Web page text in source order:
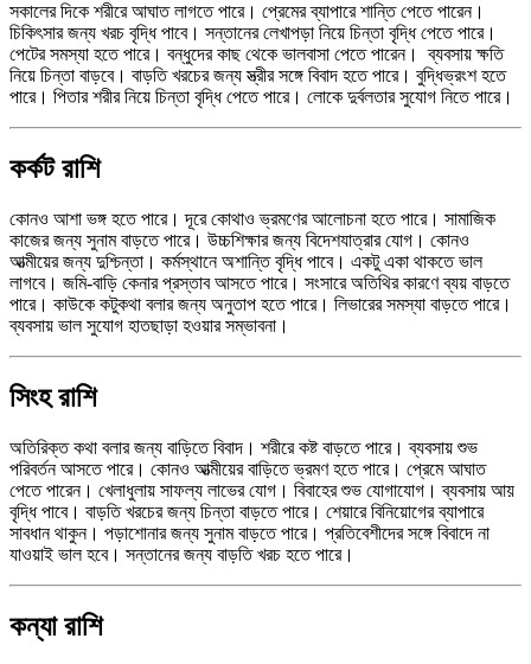
সকালের দিকে শরীরে আঘাত লাগতে পারে। প্রেমের ব্যাপারে শান্তি পেতে পারেন।
চিকিৎসার জন্য খরচ বৃদ্ধি পাবে। সন্তানের লেখাপড়া নিয়ে চিন্তা বৃদ্ধি পেতে পারে।
পেটের সমস্যা হতে পারে। বন্ধুদের কাছ থেকে ভালবাসা পেতে পারেন। ব্যবসায় ক্ষতি
নিয়ে চিন্তা বাড়বে। বাড়তি খরচের জন্য স্ত্রীর সঙ্গে বিবাদ হতে পারে। বুদ্ধিভ্রংশ হতে
পারে। পিতার শরীর নিয়ে চিন্তা বৃদ্ধি পেতে পারে। লোকে দুর্বলতার সুযোগ নিতে পারে।
কর্কট রাশি
কোনও আশা ভঙ্গ হতে পারে। দূরে কোথাও ভ্রমণের আলোচনা হতে পারে। সামাজিক
কাজের জন্য সুনাম বাড়তে পারে। উচ্চশিক্ষার জন্য বিদেশযাত্রার যোগ। কোনও
আত্মীয়ের জন্য দুশ্চিন্তা। কর্মস্থানে অশান্তি বৃদ্ধি পাবে। একটু একা থাকতে ভাল
লাগবে। জমি-বাড়ি কেনার প্রস্তাব আসতে পারে। সংসারে অতিথির কারণে ব্যয় বাড়তে
পারে। কাউকে কটুকথা বলার জন্য অনুতাপ হতে পারে। লিভারের সমস্যা বাড়তে পারে।
ব্যবসায় ভাল সুযোগ হাতছাড়া হওয়ার সম্ভাবনা।
সিংহ রাশি
অতিরিক্ত কথা বলার জন্য বাড়িতে বিবাদ। শরীরে কষ্ট বাড়তে পারে। ব্যবসায় শুভ
পরিবর্তন আসতে পারে। কোনও আত্মীয়ের বাড়িতে ভ্রমণ হতে পারে। প্রেমে আঘাত
পেতে পারেন। খেলাধুলায় সাফল্য লাভের যোগ। বিবাহের শুভ যোগাযোগ। ব্যবসায় আয়
বৃদ্ধি পাবে। বাড়তি খরচের জন্য চিন্তা বাড়তে পারে। শেয়ারে বিনিয়োগের ব্যাপারে
সাবধান থাকুন। পড়াশোনার জন্য সুনাম বাড়তে পারে। প্রতিবেশীদের সঙ্গে বিবাদে না
যাওয়াই ভাল হবে। সন্তানের জন্য বাড়তি খরচ হতে পারে।
কন্যা রাশি